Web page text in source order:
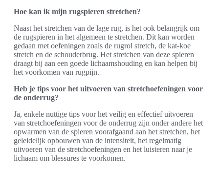
Hoe kan ik mijn rugspieren stretchen?
Naast het stretchen van de lage rug, is het ook belangrijk om
de rugspieren in het algemeen te stretchen. Dit kan worden
gedaan met oefeningen zoals de rugrol stretch, de kat-koe
stretch en de schouderbrug. Het stretchen van deze spieren
draagt bij aan een goede lichaamshouding en kan helpen bij
het voorkomen van rugpijn.
Heb je tips voor het uitvoeren van stretchoefeningen voor
de onderrug?
Ja, enkele nuttige tips voor het veilig en effectief uitvoeren
van stretchoefeningen voor de onderrug zijn onder andere het
opwarmen van de spieren voorafgaand aan het stretchen, het
geleidelijk opbouwen van de intensiteit, het regelmatig
uitvoeren van de stretchoefeningen en het luisteren naar je
lichaam om blessures te voorkomen.